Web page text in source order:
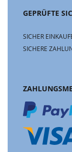
GEPRÜFTE
SICHER
SICHERE